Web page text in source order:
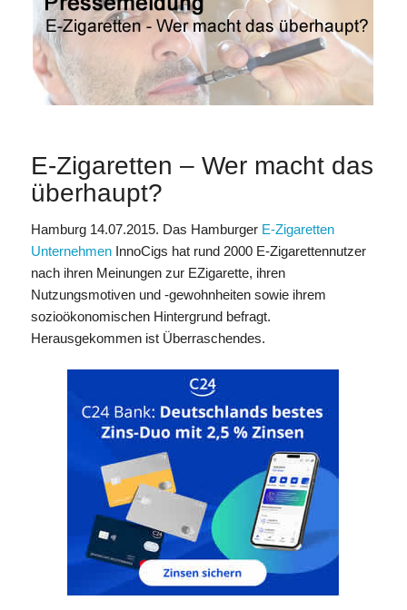
E-Zigaretten – Wer macht das
überhaupt?
Hamburg 14.07.2015. Das Hamburger E-Zigaretten
UnternehmenInnoCigs hat rund 2000 E-Zigarettennutzer
nach ihren Meinungen zur EZigarette, ihren
Nutzungsmotiven und -gewohnheiten sowie ihrem
sozioökonomischen Hintergrund befragt.
Herausgekommen ist Überraschendes.